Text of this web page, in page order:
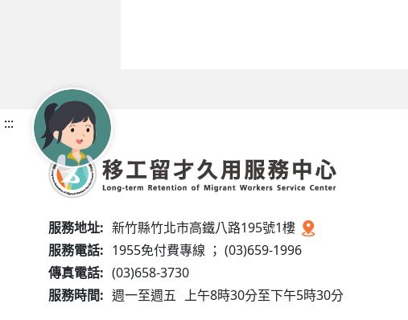
:::
服務地址: 新竹縣竹北市高鐵八路195號1樓
服務電話: 1955免付費專線 ； (03)659-1996
傳真電話: (03)658-3730
服務時間: 週一至週五 上午8時30分至下午5時30分